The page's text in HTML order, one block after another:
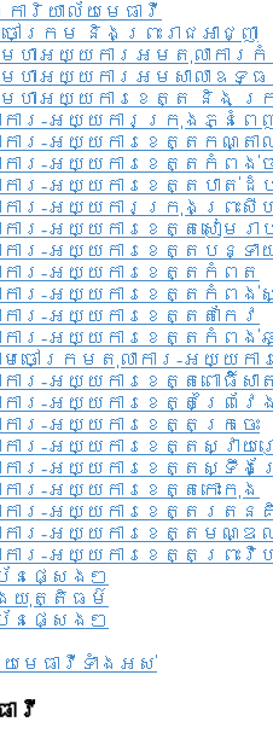
រិយាល័យ​មេធាវី​
ក្រម និងព្រះរាជអាជ្ញា
មហាអយ្យការអមតុលាការ
មហាអយ្យការអមសាលាឧទ្
មហាអយ្យការខេត្ត និង ក្
ការ-អយ្យការក្រុងភ្នំពេ
ារ-អយ្យការខេត្តកណ្តា
ារ-អយ្យការខេត្តកំពង់ច
ារ-អយ្យការខេត្តបាត់ដំ
ការ-អយ្យការ​ក្រុងព្រះសី
ារ-អយ្យការខេត្តសៀមរា
ារ-អយ្យការខេត្តបន្ទា
ការ-អយ្យការខេត្តកំពត
ការ-អយ្យការខេត្តកំពង់
ារ-អយ្យការខេត្តតាកែវ
ការ-អយ្យការខេត្តកំពង់
មចៅក្រមតុលាការ-អយ្យក
ារ-អយ្យការខេត្តពោធិ៍សា
ារ-អយ្យការខេត្តព្រៃវែ
ារ-អយ្យការខេត្តក្រចេះ
ារ-អយ្យការខេត្តស្វាយ
ការ-អយ្យការខេត្តស្ទឹង
ារ-អយ្យការខេត្តកោះកុង
ការ-អយ្យការខេត្តរតន
ការ-អយ្យការខេត្តមណ្
ារ-អយ្យការខេត្តព្រះវិហ
នផ្សេងៗ
យុត្តិធម៌
នផ្សេងៗ
មេធាវីទាំងអស់​
វី